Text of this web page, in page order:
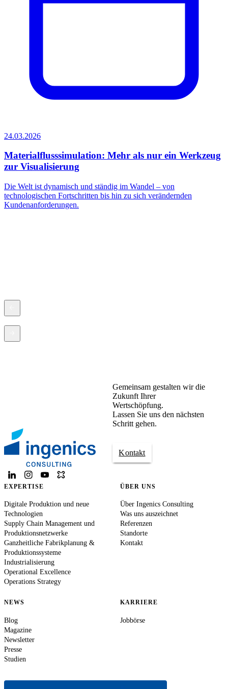
24.03.2026
Materialflusssimulation: Mehr als nur ein Werkzeug
zur Visualisierung
Die Welt ist dynamisch und ständig im Wandel – von
technologischen Fortschritten bis hin zu sich verändernden
Kundenanforderungen.
Gemeinsam gestalten wir die
Zukunft Ihrer
Wertschöpfung.
Lassen Sie uns den nächsten
Schritt gehen.
Kontakt
EXPERTISE
Digitale Produktion und neue
Technologien
Supply Chain Management und
Produktionsnetzwerke
Ganzheitliche Fabrikplanung &
Produktionssysteme
Industrialisierung
Operational Excellence
Operations Strategy
ÜBER UNS
Über Ingenics Consulting
Was uns auszeichnet
Referenzen
Standorte
Kontakt
NEWS
Blog
Magazine
Newsletter
Presse
Studien
KARRIERE
Jobbörse